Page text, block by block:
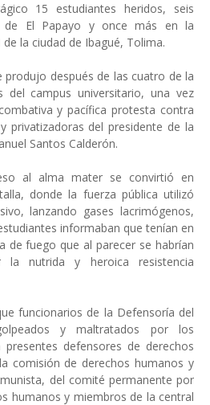
15 estudiantes heridos, seis
de El Papayo y once más en la
la ciudad de Ibagué, Tolima.
produjo después de las cuatro de la
del campus universitario, una vez
y pacífica protesta contra
privatizadoras del presidente de la
Santos Calderón.
al alma mater se convirtió en
donde la fuerza pública utilizó
lanzando gases lacrimógenos,
informaban que tenían en
de fuego que al parecer se habrían
la nutrida y heroica resistencia
funcionarios de la Defensoría del
y maltratados por los
defensores de derechos
comisión de derechos humanos y
del comité permanente por
humanos y miembros de la central